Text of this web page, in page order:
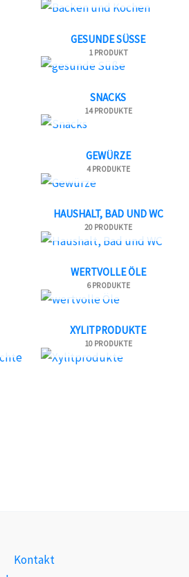
GESUNDE SÜSSE
1 PRODUKT
SNACKS
14 PRODUKTE
GEWÜRZE
4 PRODUKTE
HAUSHALT, BAD UND WC
20 PRODUKTE
WERTVOLLE ÖLE
6 PRODUKTE
XYLITPRODUKTE
10 PRODUKTE
Kontakt